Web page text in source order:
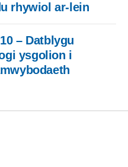
rhywiol ar-lein
– Datblygu
ysgolion i